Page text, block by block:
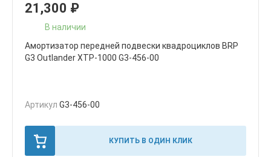
21,300 ₽
В наличии
Амортизатор передней подвески квадроциклов BRP
G3 Outlander XTP-1000 G3-456-00
Артикул G3-456-00
КУПИТЬ В ОДИН КЛИК